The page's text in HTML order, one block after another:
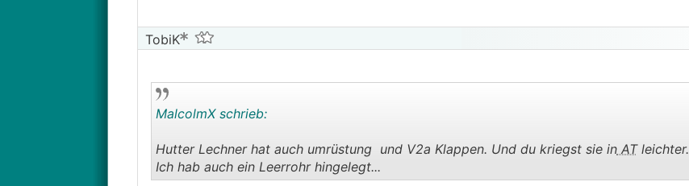
TobiK
..
MalcolmX schrieb:
Hutter Lechner hat auch umrüstung und V2a Klappen. Und du kriegst sie inATleichter.
Ich hab auch ein Leerrohr hingelegt...